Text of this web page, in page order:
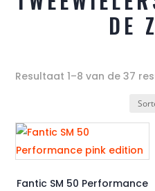
DE
Resultaat 1–8 van de 37
Fantic SM 50 Performance